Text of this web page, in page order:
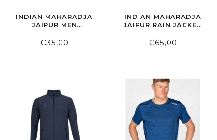
INDIAN MAHARADJA
JAIPUR MEN
BLACK
€35,00
INDIAN MAHARADJA
JAIPUR RAIN JACKET
€65,00